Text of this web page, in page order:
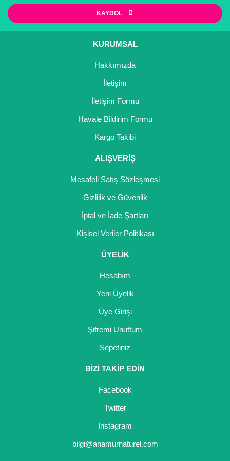
Bu ürüne benzer farklı alternatifler olmalı.
KAYDOL
KURUMSAL
Hakkımızda
İletişim
İletişim Formu
Havale Bildirim Formu
Kargo Takibi
ALIŞVERİŞ
Mesafeli Satış Sözleşmesi
Gizlilik ve Güvenlik
İptal ve İade Şartları
Kişisel Veriler Politikası
ÜYELİK
Hesabım
Yeni Üyelik
Üye Girişi
Şifremi Unuttum
Sepetiniz
BİZİ TAKİP EDİN
Facebook
Twitter
Instagram
bilgi@anamurnaturel.com